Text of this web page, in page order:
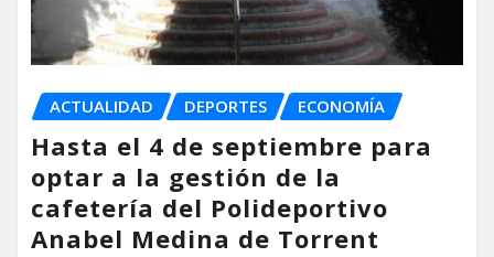
ACTUALIDAD DEPORTES ECONOMÍA
Hasta el 4 de septiembre para
optar a la gestión de la
cafetería del Polideportivo
Anabel Medina de Torrent